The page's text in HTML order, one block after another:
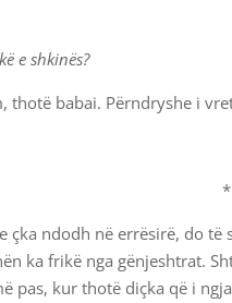
e shkinës?
thotë babai. Përndryshe i
*
çka ndodh në errësirë, do
ka frikë nga gënjeshtrat.
pas, kur thotë diçka që i